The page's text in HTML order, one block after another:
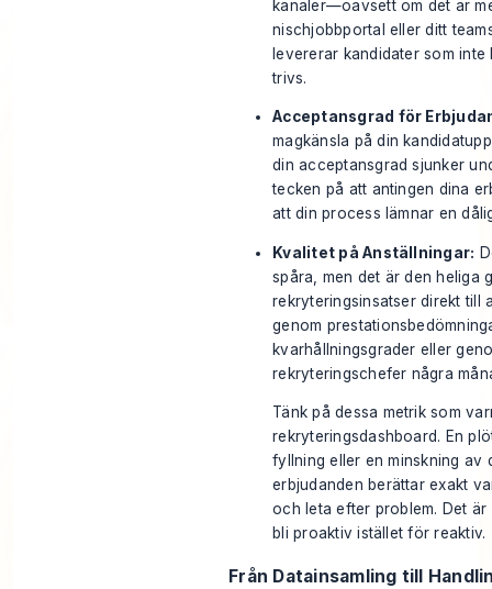
kanaler—oavsett om det är
nischjobbportal eller ditt
levererar kandidater som
trivs.
Acceptansgrad för
magkänsla på din
din acceptansgrad sjunker
tecken på att antingen dina
att din process lämnar en
Kvalitet på Anställningar:
spåra, men det är den heliga
rekryteringsinsatser direkt till
genom
kvarhållningsgrader eller
rekryteringschefer några
Tänk på dessa metrik som
rekryteringsdashboard. En
fyllning eller en minskning av
erbjudanden berättar exakt
och leta efter problem. Det
bli proaktiv istället för reaktiv.
Från Datainsamling till